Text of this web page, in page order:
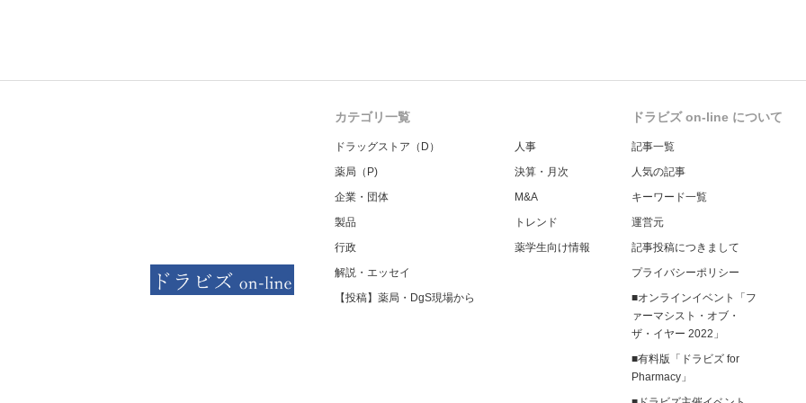
カテゴリ一覧
ドラッグストア（D）
薬局（P)
企業・団体
製品
行政
解説・エッセイ
【投稿】薬局・DgS現場から
人事
決算・月次
M&A
トレンド
薬学生向け情報
ドラビズ on-line について
記事一覧
人気の記事
キーワード一覧
運営元
記事投稿につきまして
プライバシーポリシー
■オンラインイベント「フ
ァーマシスト・オブ・
ザ・イヤー 2022」
■有料版「ドラビズ for
Pharmacy」